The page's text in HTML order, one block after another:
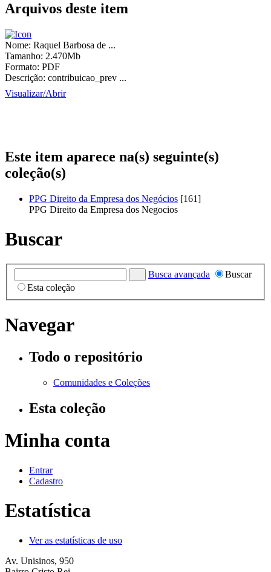
Arquivos deste item
Nome: Raquel Barbosa de ...
Tamanho: 2.470Mb
Formato: PDF
Descrição: contribuicao_prev ...
Visualizar/Abrir
Este item aparece na(s) seguinte(s)
coleção(s)
PPG Direito da Empresa dos Negócios [161]
PPG Direito da Empresa dos Negocios
Buscar
Busca avançada
Buscar
Esta coleção
Navegar
Todo o repositório
Comunidades e Coleções
Esta coleção
Minha conta
Entrar
Cadastro
Estatística
Ver as estatísticas de uso
Av. Unisinos, 950